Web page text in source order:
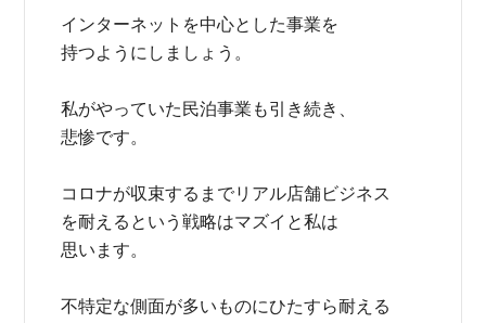
インターネットを中心とした事業を
持つようにしましょう。
私がやっていた民泊事業も引き続き、
悲惨です。
コロナが収束するまでリアル店舗ビジネス
を耐えるという戦略はマズイと私は
思います。
不特定な側面が多いものにひたすら耐える